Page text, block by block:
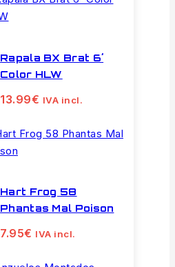
Rapala BX Brat 6´
Color HLW
13.99€ IVA incl.
Hart Frog 58
Phantas Mal Poison
7.95€ IVA incl.